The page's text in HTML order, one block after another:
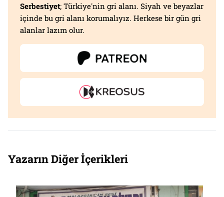
Serbestiyet; Türkiye'nin gri alanı. Siyah ve beyazlar
içinde bu gri alanı korumalıyız. Herkese bir gün gri
alanlar lazım olur.
Yazarın Diğer İçerikleri